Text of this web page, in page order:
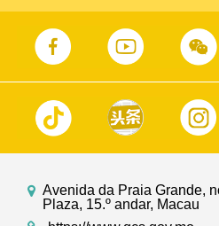
Avenida da Praia Grande,
Plaza, 15.º andar, Macau